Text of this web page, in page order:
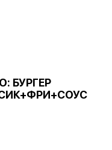
БУРГЕР